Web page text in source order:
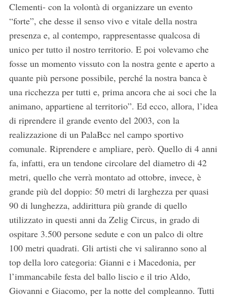
Clementi- con la volontà di organizzare un evento
“forte”, che desse il senso vivo e vitale della nostra
presenza e, al contempo, rappresentasse qualcosa di
unico per tutto il nostro territorio. E poi volevamo che
fosse un momento vissuto con la nostra gente e aperto a
quante più persone possibile, perché la nostra banca è
una ricchezza per tutti e, prima ancora che ai soci che la
animano, appartiene al territorio”. Ed ecco, allora, l’idea
di riprendere il grande evento del 2003, con la
realizzazione di un PalaBcc nel campo sportivo
comunale. Riprendere e ampliare, però. Quello di 4 anni
fa, infatti, era un tendone circolare del diametro di 42
metri, quello che verrà montato ad ottobre, invece, è
grande più del doppio: 50 metri di larghezza per quasi
90 di lunghezza, addirittura più grande di quello
utilizzato in questi anni da Zelig Circus, in grado di
ospitare 3.500 persone sedute e con un palco di oltre
100 metri quadrati. Gli artisti che vi saliranno sono al
top della loro categoria: Gianni e i Macedonia, per
l’immancabile festa del ballo liscio e il trio Aldo,
Giovanni e Giacomo, per la notte del compleanno. Tutti